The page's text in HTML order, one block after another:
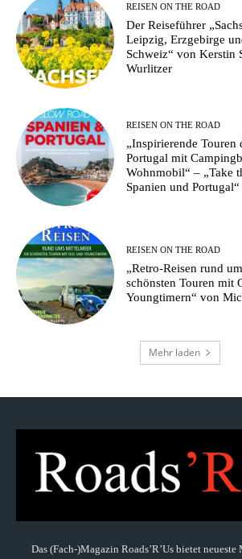
REISEN ON THE ROAD
Der Reiseführer
Leipzig, Erzgebirge
Schweiz“ von Kerstin
Wurlitzer
REISEN ON THE ROAD
„Inspirierende Touren
Portugal mit
Wohnmobil“ – „Take
Spanien und
REISEN ON THE ROAD
„Retro-Reisen rund
schönsten Touren mit
Youngtimern“ von
Mehr laden
Das (Fach-)Magazin Roads’R’Us bietet